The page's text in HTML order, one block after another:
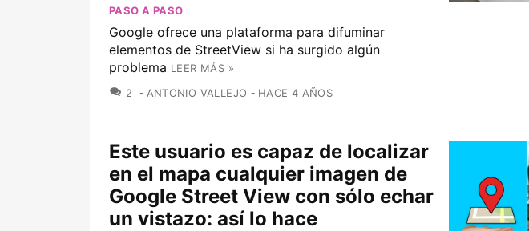
PASO A PASO
Google ofrece una plataforma para difuminar
elementos de StreetView si ha surgido algún
problema LEER MÁS »
2
COMENTARIOS
ANTONIO VALLEJO HACE 4 AÑOS
Este usuario es capaz de localizar
en el mapa cualquier imagen de
Google Street View con sólo echar
un vistazo: así lo hace